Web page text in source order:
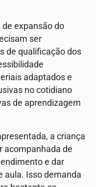
expansão do
ser
de qualificação dos
adaptados e
no cotidiano
de aprendizagem
a criança
acompanhada de
e dar
aula. Isso demanda